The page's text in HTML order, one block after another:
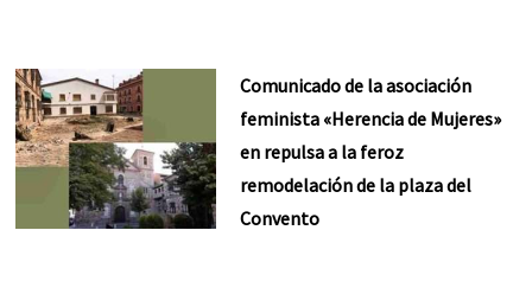
Comunicado de la asociación
feminista «Herencia de Mujeres»
en repulsa a la feroz
remodelación de la plaza del
Convento